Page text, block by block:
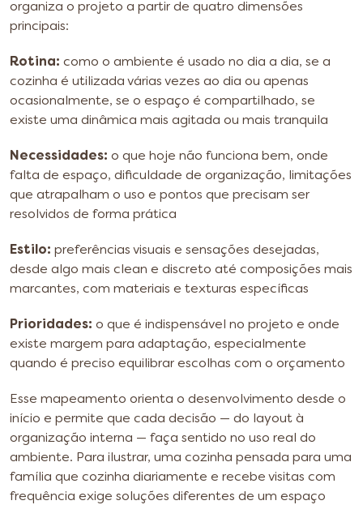
organiza o projeto a partir de quatro dimensões
principais:
Rotina: como o ambiente é usado no dia a dia, se a
cozinha é utilizada várias vezes ao dia ou apenas
ocasionalmente, se o espaço é compartilhado, se
existe uma dinâmica mais agitada ou mais tranquila
Necessidades: o que hoje não funciona bem, onde
falta de espaço, dificuldade de organização, limitações
que atrapalham o uso e pontos que precisam ser
resolvidos de forma prática
Estilo: preferências visuais e sensações desejadas,
desde algo mais clean e discreto até composições mais
marcantes, com materiais e texturas específicas
Prioridades: o que é indispensável no projeto e onde
existe margem para adaptação, especialmente
quando é preciso equilibrar escolhas com o orçamento
Esse mapeamento orienta o desenvolvimento desde o
início e permite que cada decisão — do layout à
organização interna — faça sentido no uso real do
ambiente. Para ilustrar, uma cozinha pensada para uma
família que cozinha diariamente e recebe visitas com
frequência exige soluções diferentes de um espaço